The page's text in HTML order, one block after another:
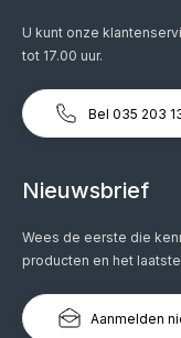
U kunt onze
tot 17.00 uur.
Bel 035 203
Nieuwsbrief
Wees de eerste die
producten en het
Aanmelden